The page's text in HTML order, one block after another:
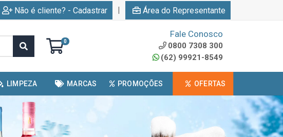
Não é cliente? - Cadastrar | Área do Representante
0
Fale Conosco
0800 7308 300
(62) 99921-8549
LIMPEZA MARCAS PROMOÇÕES OFERTAS